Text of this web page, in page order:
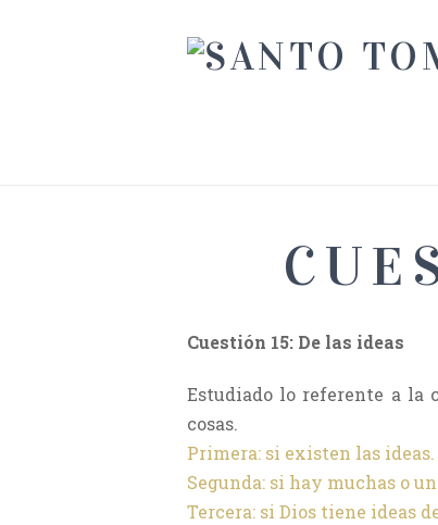
Cuestión 15: De las ideas
Estudiado lo referente a la
cosas.
Primera: si existen las ideas.
Segunda: si hay muchas o
Tercera: si Dios tiene ideas